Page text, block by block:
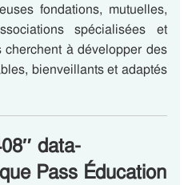
fondations, mutuelles,
spécialisées et
à développer des
bienveillants et adaptés
data-
Pass Éducation